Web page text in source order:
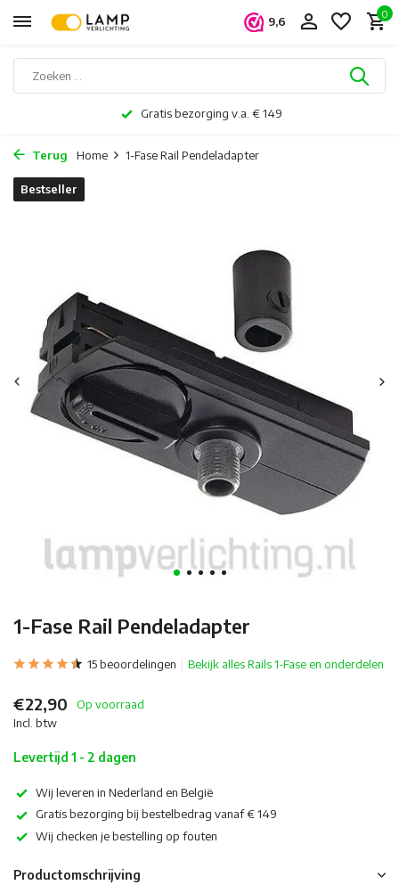
9,6
0
Gratis bezorging v.a. € 149
Terug Home 1-Fase Rail Pendeladapter
1-Fase Rail Pendeladapter
Bestseller
15 beoordelingen Bekijk alles Rails 1-Fase en onderdelen
€22,90
Op voorraad
Incl. btw
Levertijd 1 - 2 dagen
Wij leveren in Nederland en België
Gratis bezorging bij bestelbedrag vanaf € 149
Wij checken je bestelling op fouten
Productomschrijving